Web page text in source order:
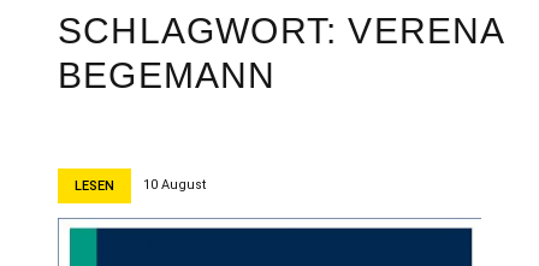
SCHLAGWORT:VERENA
BEGEMANN
LESEN 10 August